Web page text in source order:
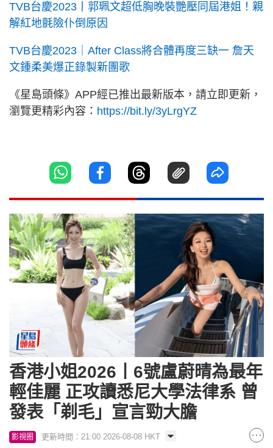
TVB台慶2023丨郭珮文超低胸晚裝艷壓同屆港姐！親
解紅地氈險仆倒原因
TVB台慶2023｜After Class將合體再度三缺一 詹天
文鍾柔美爆正錄製新團歌
《星島頭條》APP經已推出最新版本，請立即更新，
瀏覽更精彩內容： https://bit.ly/3yLrgYZ
香港小姐2026丨6號盧蔚晴為最年
輕佳麗 正攻讀悉尼大學法律系 曾
發表「剃毛」宣言勁大膽
影視圈 更新時間：21:00 2026-08-08 HKT